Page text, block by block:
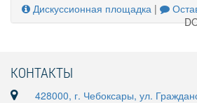
Дискуссионная площадка |
КОНТАКТЫ
428000, г. Чебоксары, ул.